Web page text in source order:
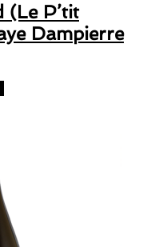
(Le P’tit
Dampierre